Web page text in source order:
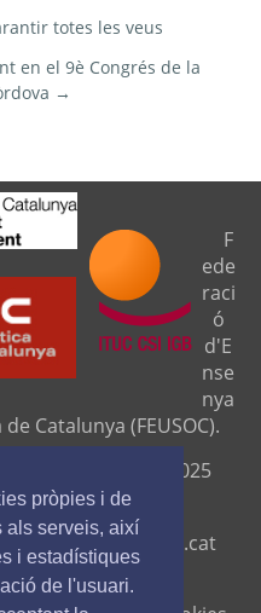
pròpies i de
als serveis, així
i estadístiques
de l'usuari.
totes les veus
en el 9è Congrés de la
→
F
ede
raci
ó
d'E
nse
nya
Catalunya (FEUSOC).
de Gràcia, 276 (08025
84 16www.feusoc.cat